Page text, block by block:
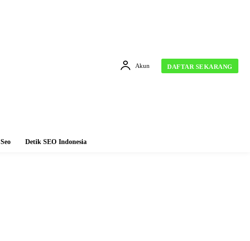
Akun DAFTAR SEKARANG
Seo Detik SEO Indonesia